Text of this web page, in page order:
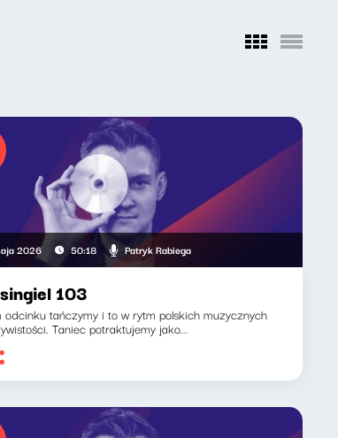
2026 50:18 Patryk Rabiega
103
tańczymy i to w rytm polskich muzycznych
Taniec potraktujemy jako...